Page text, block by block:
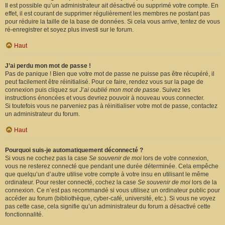
Il est possible qu’un administrateur ait désactivé ou supprimé votre compte. En
effet, il est courant de supprimer régulièrement les membres ne postant pas
pour réduire la taille de la base de données. Si cela vous arrive, tentez de vous
ré-enregistrer et soyez plus investi sur le forum.
Haut
J’ai perdu mon mot de passe !
Pas de panique ! Bien que votre mot de passe ne puisse pas être récupéré, il
peut facilement être réinitialisé. Pour ce faire, rendez vous sur la page de
connexion puis cliquez sur J’ai oublié mon mot de passe. Suivez les
instructions énoncées et vous devriez pouvoir à nouveau vous connecter.
Si toutefois vous ne parveniez pas à réinitialiser votre mot de passe, contactez
un administrateur du forum.
Haut
Pourquoi suis-je automatiquement déconnecté ?
Si vous ne cochez pas la case Se souvenir de moi lors de votre connexion,
vous ne resterez connecté que pendant une durée déterminée. Cela empêche
que quelqu’un d’autre utilise votre compte à votre insu en utilisant le même
ordinateur. Pour rester connecté, cochez la case Se souvenir de moi lors de la
connexion. Ce n’est pas recommandé si vous utilisez un ordinateur public pour
accéder au forum (bibliothèque, cyber-café, université, etc.). Si vous ne voyez
pas cette case, cela signifie qu’un administrateur du forum a désactivé cette
fonctionnalité.